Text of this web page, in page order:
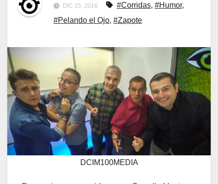
DIC 25, 2016 #Corridas, #Humor,
#Pelando el Ojo, #Zapote
DCIM100MEDIA